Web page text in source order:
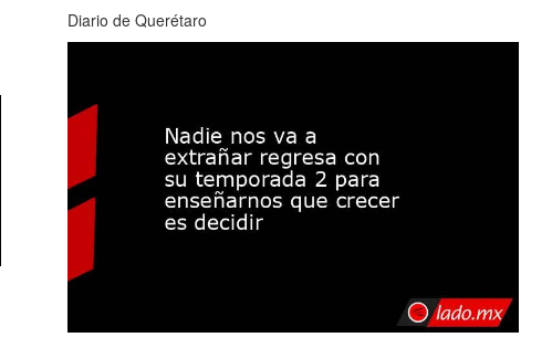
Diario de Querétaro